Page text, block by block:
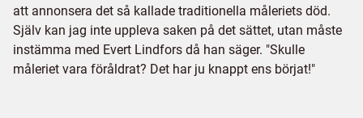
att annonsera det så kallade traditionella måleriets död.
Själv kan jag inte uppleva saken på det sättet, utan måste
instämma med Evert Lindfors då han säger. "Skulle
måleriet vara föråldrat? Det har ju knappt ens börjat!"